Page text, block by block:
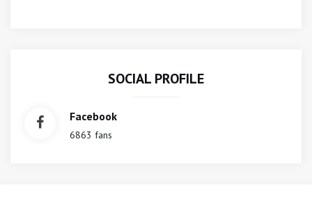
SOCIAL PROFILE
Facebook
6863 fans